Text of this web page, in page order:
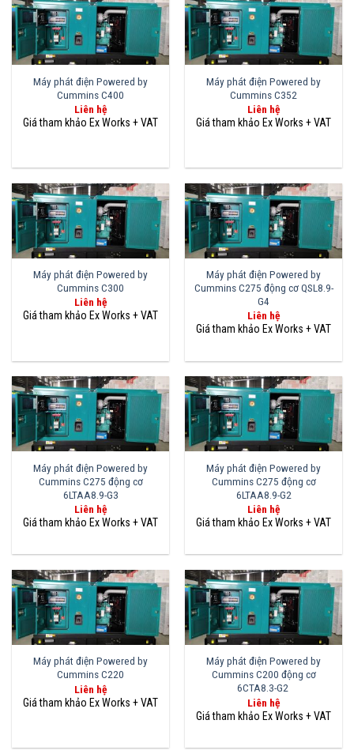
Máy phát điện Powered by
Cummins C400
Liên hệ
Máy phát điện Powered by
Cummins C352
Liên hệ
Máy phát điện Powered by
Cummins C300
Liên hệ
Máy phát điện Powered by
Cummins C275 động cơ QSL8.9-
G4
Liên hệ
Máy phát điện Powered by
Cummins C275 động cơ
6LTAA8.9-G3
Liên hệ
Máy phát điện Powered by
Cummins C275 động cơ
6LTAA8.9-G2
Liên hệ
Máy phát điện Powered by
Cummins C220
Liên hệ
Máy phát điện Powered by
Cummins C200 động cơ
6CTA8.3-G2
Liên hệ